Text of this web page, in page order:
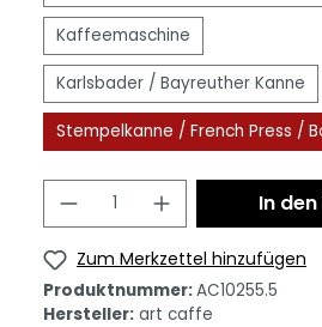
Kaffeemaschine
Karlsbader / Bayreuther Kanne
Stempelkanne / French Press /
In
Zum Merkzettel hinzufügen
Produktnummer:AC10255.5
Hersteller: art caffe